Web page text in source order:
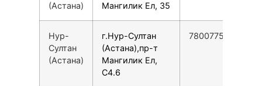
(Астана)
Мангилик Ел, 35
Нур-
Султан
(Астана)
г.Нур-Султан
(Астана),пр-т
Мангилик Ел,
С4.6
78007753553